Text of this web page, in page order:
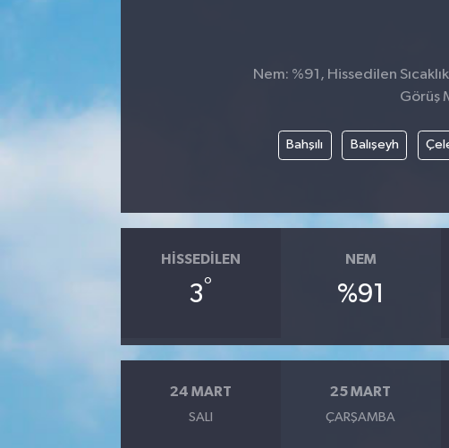
Nem: %91, Hissedilen
Görüş
Bahşılı Balışeyh
HISSEDILEN
3°
NEM
%91
24 MART
SALI
25 MART
ÇARŞAMBA